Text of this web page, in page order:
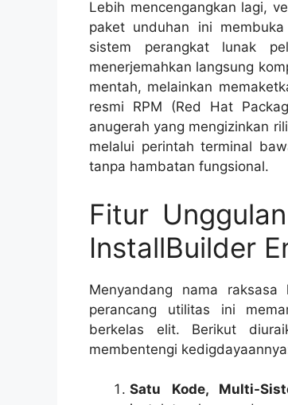
Lebih mencengangkan lagi,
paket unduhan ini
sistem perangkat lunak
menerjemahkan langsung
mentah, melainkan
resmi RPM (Red Hat
anugerah yang mengizinkan
melalui perintah terminal
tanpa hambatan fungsional.
Fitur
InstallBuilder
Menyandang nama raksasa
perancang utilitas ini
berkelas elit. Berikut
membentengi
Satu Kode, Multi-